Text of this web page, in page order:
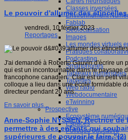
Classes inversées
Environnement
Fablab
Géolocalisation
Images
Les mondes virtuels
Pratiques
Podcasting
Smartphones
Tableaux numériques
Tablettes
Web radio
Webdocumentaire
eTwinning
Prospective
Ecosystème
Espaces
Politique éducative
Scénarios prospectifs
Le pouvoir d'allumer des
vendredi, 10 février 2023
Reportages
J'ai demandé à Roberto Gauvin d'écrire un
qui est un incontournable dans le paysage
francophone canadien. Clair est un petit
colloque a lieu dans une école formidable
directeur pendant 20 ans.
En savoir plus...
Anne-Sophie NYSSEN, Rectrice
permettre à des enfants qui
supérieures de pouvoir le faire."(2)